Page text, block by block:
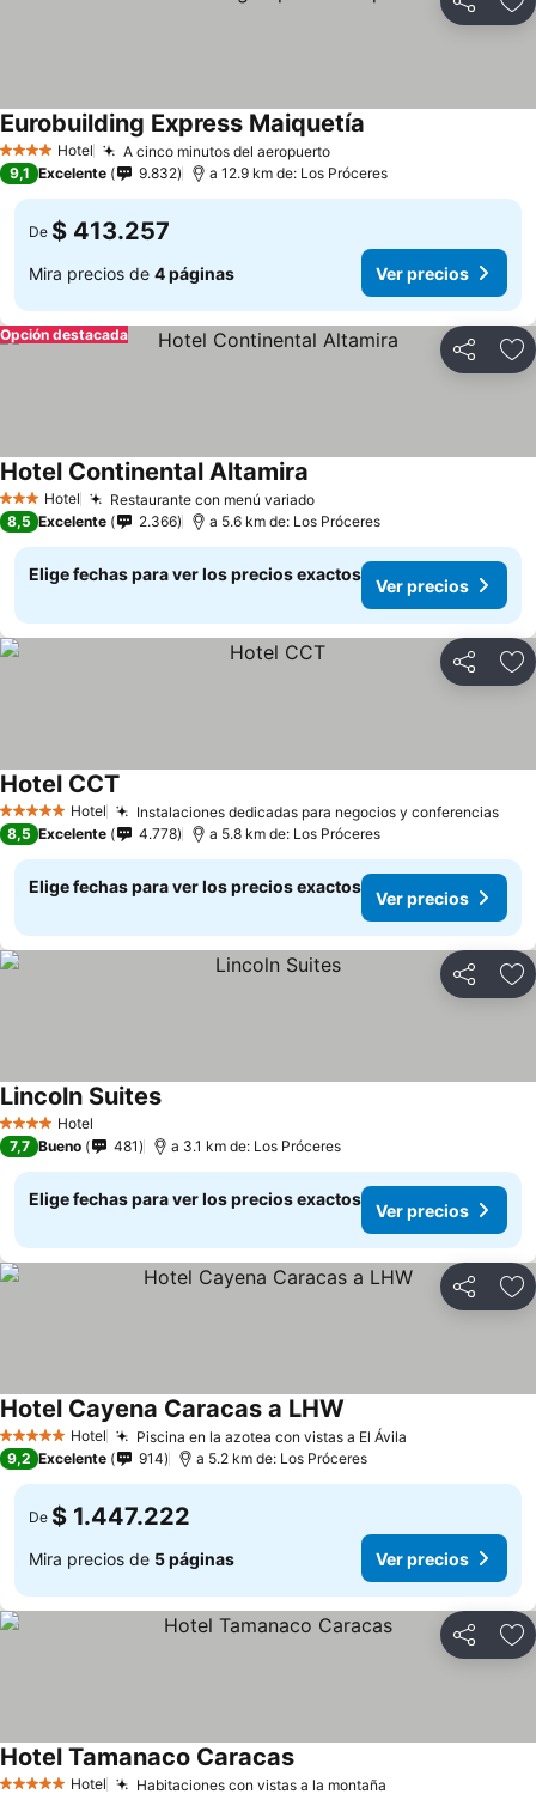
Compartir
4 EstrellasHotel A cinco minutos del aeropuerto
Eurobuilding Express Maiquetía
9,1 Excelente 9.832 a 12.9 km de: Los Próceres
De $ 413.257
Mira precios de 4 páginas Ver precios
Compartir
Opción destacada
3 Estrellas
Hotel Restaurante con menú variado
Hotel Continental Altamira
8,5 Excelente 2.366 a 5.6 km de: Los Próceres
Elige fechas para ver los precios exactos
Ver precios
Compartir
5 Estrellas Hotel Instalaciones dedicadas para negocios y conferencias
Hotel CCT
8,5 Excelente 4.778 a 5.8 km de: Los Próceres
Elige fechas para ver los precios exactos
Ver precios
Compartir
4 EstrellasHotel
Lincoln Suites
7,7 Bueno 481 a 3.1 km de: Los Próceres
Elige fechas para ver los precios exactos
Ver precios
Compartir
5 Estrellas Hotel Piscina en la azotea con vistas a El Ávila
Hotel Cayena Caracas a LHW
9,2 Excelente 914 a 5.2 km de: Los Próceres
De $ 1.447.222
Mira precios de 5 páginas Ver precios
Compartir
Hotel Habitaciones con vistas a la montaña
Hotel Tamanaco Caracas